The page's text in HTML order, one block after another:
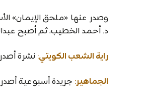
د. أحمد الخطيب، ثم أصبح
راية الشعب الكويتي:نشرة أصدرها في العام ١٩٥٤
الجماهير: جريدة أسبوعية أصدرها سامي